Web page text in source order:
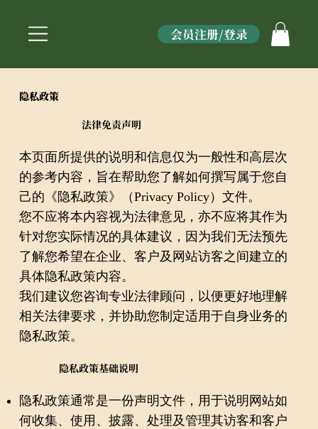
会员注册/登录
隐私政策
法律免责声明
本页面所提供的说明和信息仅为一般性和高层次
的参考内容，旨在帮助您了解如何撰写属于您自
己的《隐私政策》（Privacy Policy）文件。
您不应将本内容视为法律意见，亦不应将其作为
针对您实际情况的具体建议，因为我们无法预先
了解您希望在企业、客户及网站访客之间建立的
具体隐私政策内容。
我们建议您咨询专业法律顾问，以便更好地理解
相关法律要求，并协助您制定适用于自身业务的
隐私政策。
隐私政策基础说明
隐私政策通常是一份声明文件，用于说明网站如
何收集、使用、披露、处理及管理其访客和客户